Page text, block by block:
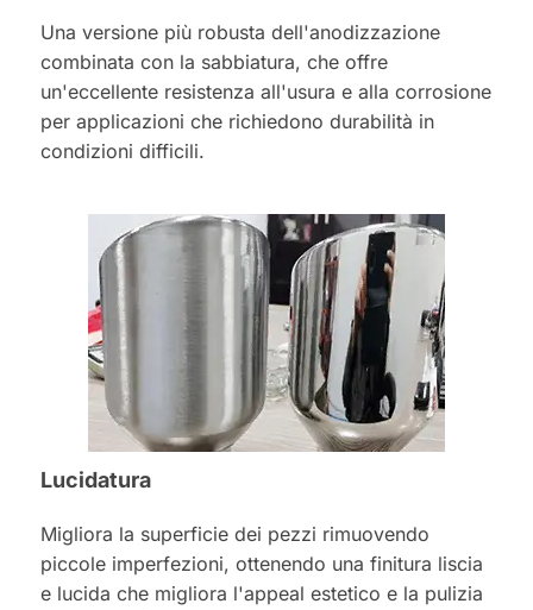
Una versione più robusta dell'anodizzazione
combinata con la sabbiatura, che offre
un'eccellente resistenza all'usura e alla corrosione
per applicazioni che richiedono durabilità in
condizioni difficili.
Lucidatura
Migliora la superficie dei pezzi rimuovendo
piccole imperfezioni, ottenendo una finitura liscia
e lucida che migliora l'appeal estetico e la pulizia